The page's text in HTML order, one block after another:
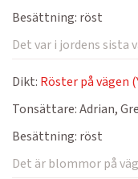
Besättning: röst
Det var i jordens sista
Dikt: Röster på vägen
Tonsättare:Adrian,
Besättning: röst
Det är blommor på